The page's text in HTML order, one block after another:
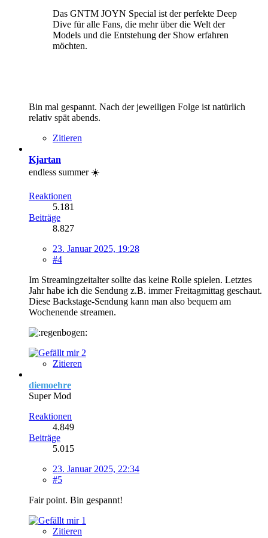
Das GNTM JOYN Special ist der perfekte Deep
Dive für alle Fans, die mehr über die Welt der
Models und die Entstehung der Show erfahren
möchten.
Bin mal gespannt. Nach der jeweiligen Folge ist natürlich
relativ spät abends.
Zitieren
Kjartan
endless summer ☀️
Reaktionen
5.181
Beiträge
8.827
23. Januar 2025, 19:28
#4
Im Streamingzeitalter sollte das keine Rolle spielen. Letztes
Jahr habe ich die Sendung z.B. immer Freitagmittag geschaut.
Diese Backstage-Sendung kann man also bequem am
Wochenende streamen.
2
Zitieren
diemoehre
Super Mod
Reaktionen
4.849
Beiträge
5.015
23. Januar 2025, 22:34
#5
Fair point. Bin gespannt!
1
Zitieren